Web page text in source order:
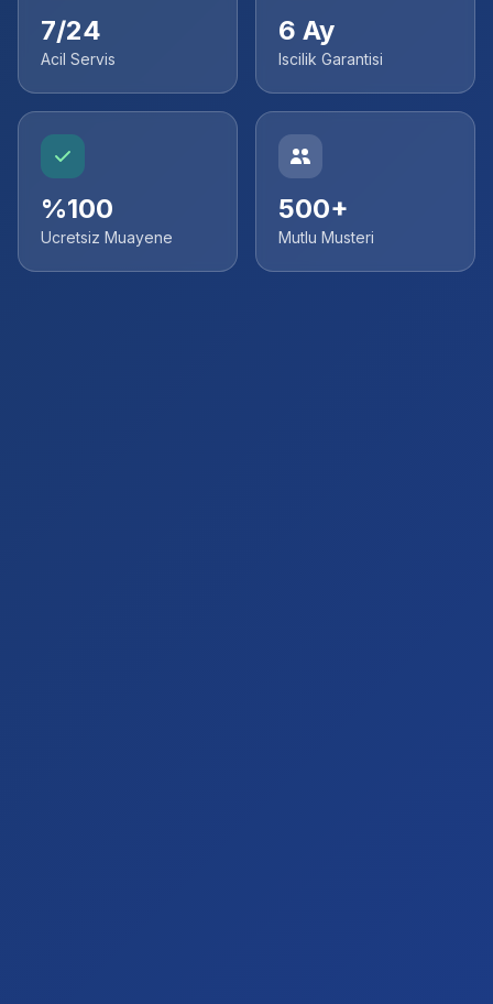
7/24
Acil Servis
6 Ay
Iscilik Garantisi
%100
Ucretsiz Muayene
500+
Mutlu Musteri